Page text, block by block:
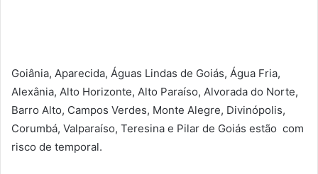
Goiânia, Aparecida, Águas Lindas de Goiás, Água Fria,
Alexânia, Alto Horizonte, Alto Paraíso, Alvorada do Norte,
Barro Alto, Campos Verdes, Monte Alegre, Divinópolis,
Corumbá, Valparaíso, Teresina e Pilar de Goiás estão com
risco de temporal.